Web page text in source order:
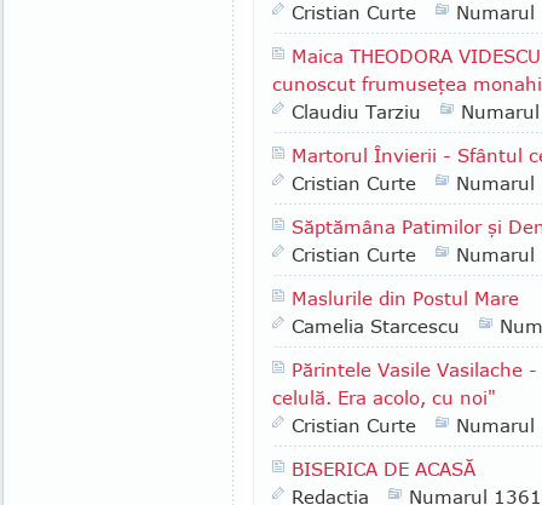
Cristian Curte
Numarul
Maica THEODORA
cunoscut frumuseţea
Claudiu Tarziu
Martorul Învierii - Sfântul
Cristian Curte
Numarul
Săptămâna Patimilor şi
Cristian Curte
Numarul
Maslurile din Postul Mare
Camelia Starcescu
Părintele Vasile Vasilache
celulă. Era acolo, cu noi"
Cristian Curte
Numarul
BISERICA DE ACASĂ
Redactia
Numarul 1361